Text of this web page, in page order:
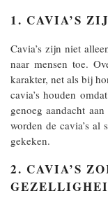
1. CAVIA’S
Cavia’s zijn niet
naar mensen toe.
karakter, net als bij
cavia’s houden
genoeg aandacht
worden de cavia’s al
gekeken.
2. CAVIA’S